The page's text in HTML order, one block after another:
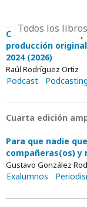
Todos los libros
Cómo suenan los
producción
2024 (2026)
Raúl Rodríguez Ortiz
Podcast Podcasting
Cuarta edición
Para que nadie
compañeras(os) y
Gustavo González
Exalumnos